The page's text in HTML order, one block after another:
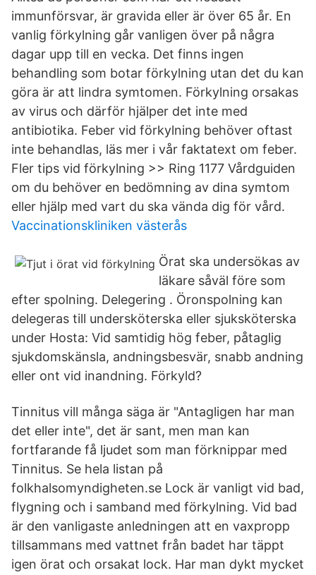
immunförsvar, är gravida eller är över 65 år. En
vanlig förkylning går vanligen över på några
dagar upp till en vecka. Det finns ingen
behandling som botar förkylning utan det du kan
göra är att lindra symtomen. Förkylning orsakas
av virus och därför hjälper det inte med
antibiotika. Feber vid förkylning behöver oftast
inte behandlas, läs mer i vår faktatext om feber.
Fler tips vid förkylning >> Ring 1177 Vårdguiden
om du behöver en bedömning av dina symtom
eller hjälp med vart du ska vända dig för vård.
Vaccinationskliniken västerås
Örat ska undersökas av
läkare såväl före som
efter spolning. Delegering . Öronspolning kan
delegeras till undersköterska eller sjuksköterska
under Hosta: Vid samtidig hög feber, påtaglig
sjukdomskänsla, andningsbesvär, snabb andning
eller ont vid inandning. Förkyld?
Tinnitus vill många säga är "Antagligen har man
det eller inte", det är sant, men man kan
fortfarande få ljudet som man förknippar med
Tinnitus. Se hela listan på
folkhalsomyndigheten.se Lock är vanligt vid bad,
flygning och i samband med förkylning. Vid bad
är den vanligaste anledningen att en vaxpropp
tillsammans med vattnet från badet har täppt
igen örat och orsakat lock. Har man dykt mycket